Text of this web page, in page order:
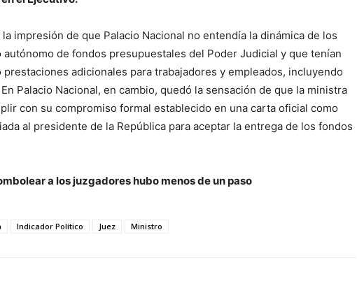
impresión de que Palacio Nacional no entendía la dinámica de los
de fondos presupuestales del Poder Judicial y que tenían
adicionales para trabajadores y empleados, incluyendo
Palacio Nacional, en cambio, quedó la sensación de que la ministra
con su compromiso formal establecido en una carta oficial como
al presidente de la República para aceptar la entrega de los fondos
a los juzgadores hubo menos de un paso
Indicador Político Juez Ministro